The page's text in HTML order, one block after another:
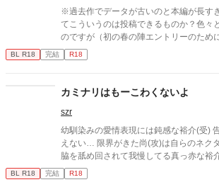
※過去作でデータが古いのと本編が長す
てこういうのは投稿できるものか？色々
のですが（初の春の陣エントリーのため
投稿作をと思い）とりあえず上げてみま
ら取り下げますので…。 過去、初参加の
す。長くかかった分だけあって自分的に
す。 内容は金融経済モノとややマニアッ
段階としてはR15でいいのかな？悩みま
ります。投資銀行とか、インベストメン
る人いますかね？？大体あのへんのお話
マネージャー（顧客から預かった巨額の
修行してた時代はどんな感じだったのか
BL R18 完結 R18
カミナリはもーこわくないよ
szr
幼馴染みの愛情表現には鈍感な裕介(受) 告白したって信じてもら
えない… 限界がきた尚(攻)は自らのネク
脇を舐め回されて我慢してる真っ赤な裕
度は乳首をしつこく愛撫する。 次第に裕介の乳首が尚の愛撫の形
に変わっていく…
BL R18 完結 R18